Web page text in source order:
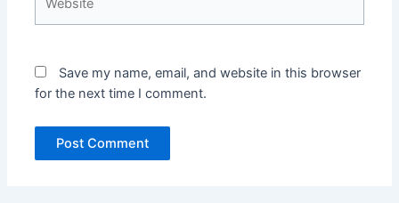
Save my name, email, and website in this browser
for the next time I comment.